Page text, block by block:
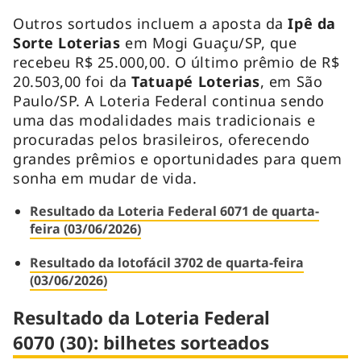
Outros sortudos incluem a aposta daIpê da
Sorte Loterias em Mogi Guaçu/SP, que
recebeu R$ 25.000,00. O último prêmio de R$
20.503,00 foi daTatuapé Loterias, em São
Paulo/SP. A Loteria Federal continua sendo
uma das modalidades mais tradicionais e
procuradas pelos brasileiros, oferecendo
grandes prêmios e oportunidades para quem
sonha em mudar de vida.
Resultado da Loteria Federal 6071 de quarta-
feira (03/06/2026)
Resultado da lotofácil 3702 de quarta-feira
(03/06/2026)
Resultado da Loteria Federal
6070 (30): bilhetes sorteados